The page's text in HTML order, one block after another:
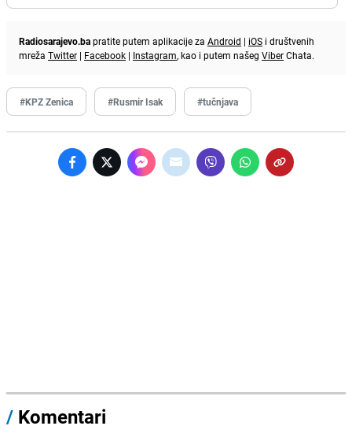
Radiosarajevo.bapratite putem aplikacije za Android | iOS i društvenih
mreža Twitter | Facebook | Instagram, kao i putem našeg ViberChata.
#KPZ Zenica #Rusmir Isak #tučnjava
/ Komentari